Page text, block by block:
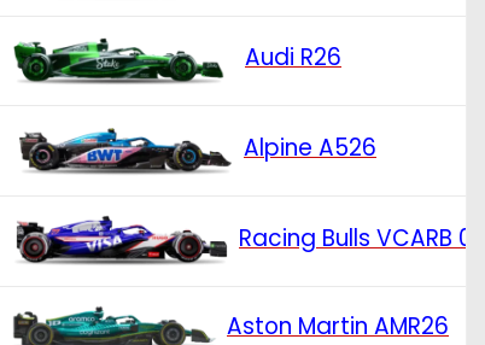
Audi R26
Alpine A526
Racing Bulls VCARB 03
Aston Martin AMR26